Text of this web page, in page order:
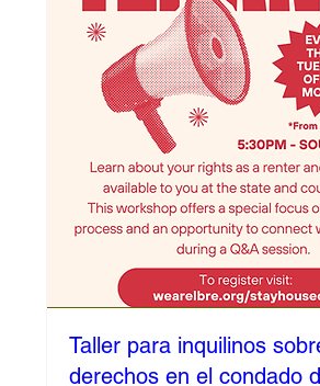
Taller para inquilinos
derechos en el condado